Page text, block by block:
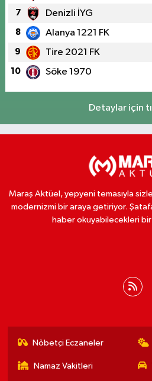
7 Denizli İYG
8 Alanya 1221 FK
9 Tire 2021 FK
10 Söke 1970
Detaylar için
Maraş Aktüel, yepyeni temasıyla
modernizmi bir araya getiriyor.
haber okuyabilecekleri bir
Nöbetçi Eczaneler
Namaz Vakitleri